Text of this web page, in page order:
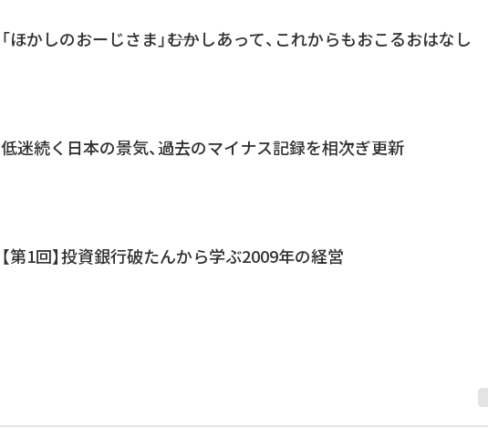
「ほかしのおーじさま」――むかしあって、これからもおこるおはなし
低迷続く日本の景気、過去のマイナス記録を相次ぎ更新
【第1回】投資銀行破たんから学ぶ2009年の経営